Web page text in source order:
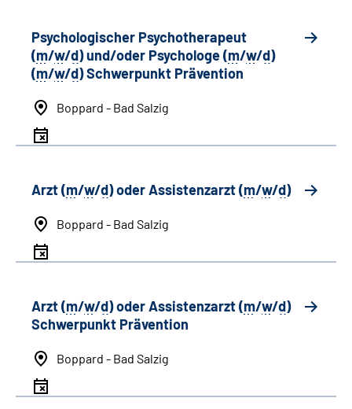
Psychologischer Psychotherapeut
(m/w/d) und/oder Psychologe (m/w/d)
(m/w/d) Schwerpunkt Prävention
Boppard - Bad Salzig
Arzt (m/w/d) oder Assistenzarzt (m/w/d)
Boppard - Bad Salzig
Arzt (m/w/d) oder Assistenzarzt (m/w/d)
Schwerpunkt Prävention
Boppard - Bad Salzig